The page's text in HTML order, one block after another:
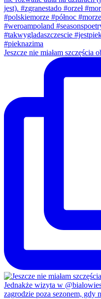
Jeszcze nie miałam szczęścia